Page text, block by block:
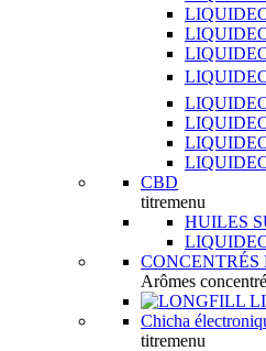
CBD
titremenu
HUILES
Arômes
Chicha
titremenu